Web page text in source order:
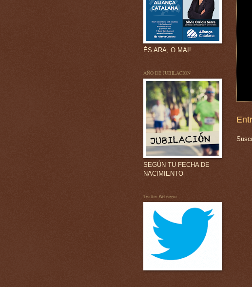
ÉS ARA, O MAI!
AÑO DE JUBILACIÓN
SEGÚN TU FECHA DE
NACIMIENTO
Twitter Websegur